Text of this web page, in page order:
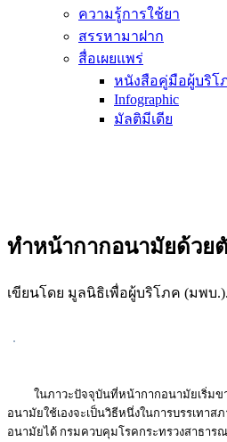
ความรู้การใช้ยา
สรรหามาฝาก
สื่อเผยแพร่
หนังสือคู่มือผู้บริโ
Infographic
มัลติมีเดีย
ทำหน้ากากอนามัยด้วยตั
เขียนโดย มูลนิธิเพื่อผู้บริโภค (มพบ
ในภาวะปัจจุบันที่หน้ากากอนามัยเริ่มขา
อนามัยใช้เองจะเป็นวิธีหนึ่งในการบรรเทา
อนามัยได้ กรมควบคุมโรคกระทรวงสาธาร